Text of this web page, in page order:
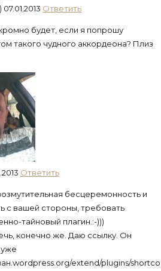
07.01.2013 Ответить
будет, если я попрошу
такого чудного аккордеона? Плиз
Ответить
бесцеремонность и
с вашей стороны, требовать
тайновый плагин.:-)))
конечно же. Даю ссылку. Он
extend/plugins/